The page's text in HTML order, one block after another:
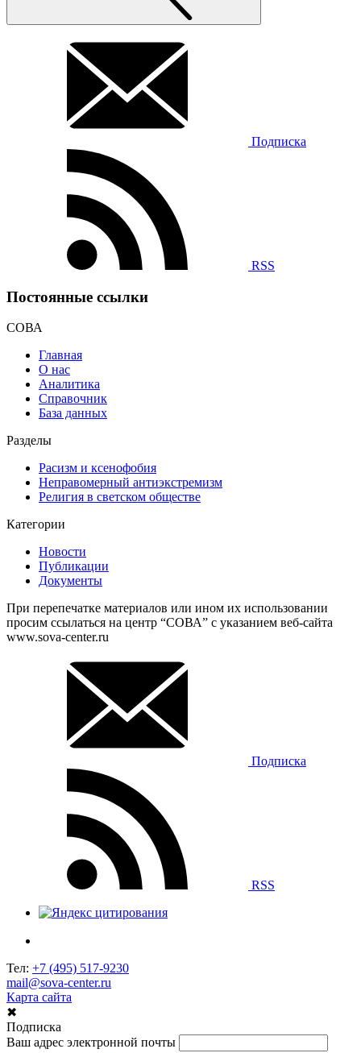
Подписка
RSS
Постоянные ссылки
СОВА
Главная
О нас
Аналитика
Справочник
База данных
Разделы
Расизм и ксенофобия
Неправомерный антиэкстремизм
Религия в светском обществе
Категории
Новости
Публикации
Документы
При перепечатке материалов или ином их использовании
просим ссылаться на центр “СОВА” с указанием веб-сайта
www.sova-center.ru
Подписка
RSS
Тел: +7 (495) 517-9230
mail@sova-center.ru
Карта сайта
✖
Подписка
Ваш адрес электронной почты